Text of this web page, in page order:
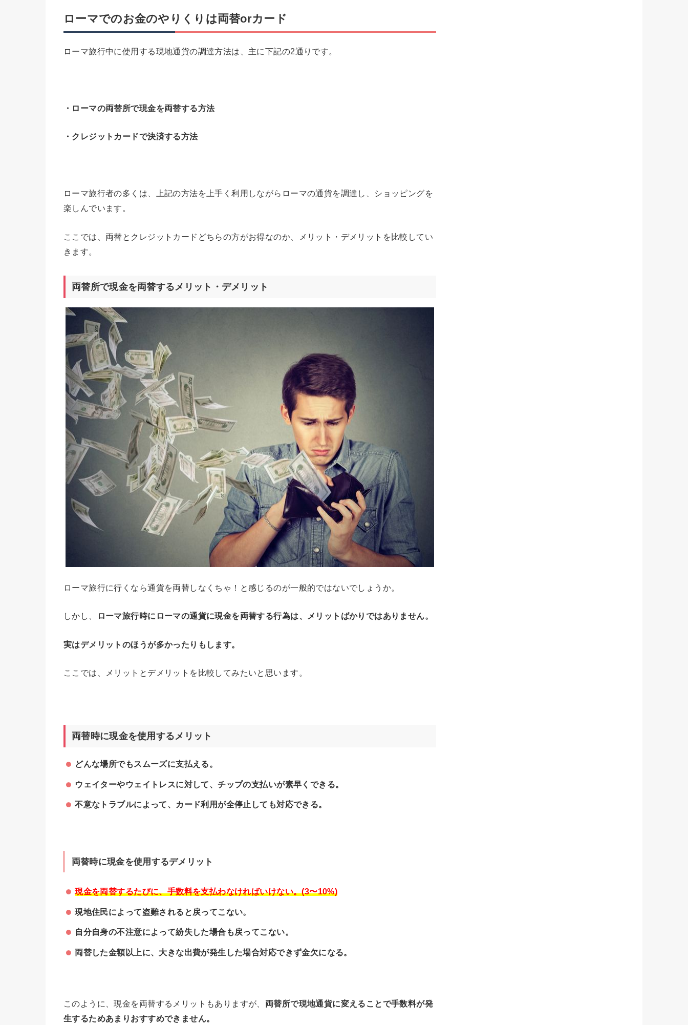
ローマでのお金のやりくりは両替orカード
ローマ旅行中に使用する現地通貨の調達方法は、主に下記の2通りです。
・ローマの両替所で現金を両替する方法
・クレジットカードで決済する方法
ローマ旅行者の多くは、上記の方法を上手く利用しながらローマの通貨を調達し、ショッピングを
楽しんでいます。
ここでは、両替とクレジットカードどちらの方がお得なのか、メリット・デメリットを比較してい
きます。
両替所で現金を両替するメリット・デメリット
ローマ旅行に行くなら通貨を両替しなくちゃ！と感じるのが一般的ではないでしょうか。
しかし、 ローマ旅行時にローマの通貨に現金を両替する行為は、メリットばかりではありません。
実はデメリットのほうが多かったりもします。
ここでは、メリットとデメリットを比較してみたいと思います。
両替時に現金を使用するメリット
どんな場所でもスムーズに支払える。
ウェイターやウェイトレスに対して、チップの支払いが素早くできる。
不意なトラブルによって、カード利用が全停止しても対応できる。
両替時に現金を使用するデメリット
現金を両替するたびに、手数料を支払わなければいけない。(3〜10%)
現地住民によって盗難されると戻ってこない。
自分自身の不注意によって紛失した場合も戻ってこない。
両替した金額以上に、大きな出費が発生した場合対応できず金欠になる。
このように、現金を両替するメリットもありますが、 両替所で現地通貨に変えることで手数料が発
生するためあまりおすすめできません。